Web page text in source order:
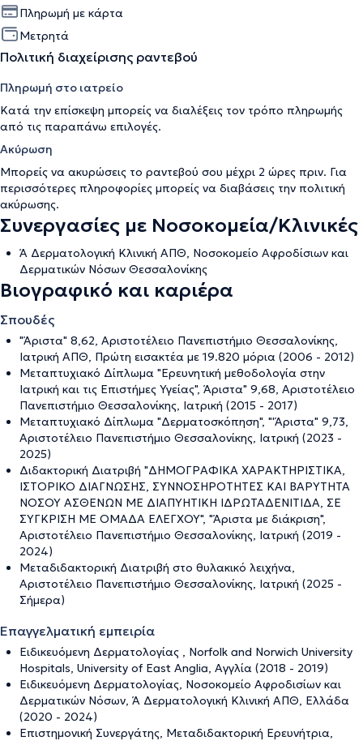
Πληρωμή με κάρτα
Μετρητά
Πολιτική διαχείρισης ραντεβού
Πληρωμή στο ιατρείο
Κατά την επίσκεψη μπορείς να διαλέξεις τον τρόπο πληρωμής
από τις παραπάνω επιλογές.
Ακύρωση
Μπορείς να ακυρώσεις το ραντεβού σου μέχρι 2 ώρες πριν. Για
περισσότερες πληροφορίες μπορείς να διαβάσεις την πολιτική
ακύρωσης.
Συνεργασίες με Νοσοκομεία/Κλινικές
Ά Δερματολογική Κλινική ΑΠΘ, Νοσοκομείο Αφροδίσιων και
Δερματικών Νόσων Θεσσαλονίκης
Βιογραφικό και καριέρα
Σπουδές
"Άριστα" 8,62, Αριστοτέλειο Πανεπιστήμιο Θεσσαλονίκης,
Ιατρική ΑΠΘ, Πρώτη εισακτέα με 19.820 μόρια (2006 - 2012)
Μεταπτυχιακό Δίπλωμα "Ερευνητική μεθοδολογία στην
Ιατρική και τις Επιστήμες Υγείας", Άριστα" 9,68, Αριστοτέλειο
Πανεπιστήμιο Θεσσαλονίκης, Ιατρική (2015 - 2017)
Μεταπτυχιακό Δίπλωμα "Δερματοσκόπηση", "'Άριστα" 9,73,
Αριστοτέλειο Πανεπιστήμιο Θεσσαλονίκης, Ιατρική (2023 -
2025)
Διδακτορική Διατριβή "ΔΗΜΟΓΡΑΦΙΚΑ ΧΑΡΑΚΤΗΡΙΣΤΙΚΑ,
ΙΣΤΟΡΙΚΟ ΔΙΑΓΝΩΣΗΣ, ΣΥΝΝΟΣΗΡΟΤΗΤΕΣ ΚΑΙ ΒΑΡΥΤΗΤΑ
ΝΟΣΟΥ ΑΣΘΕΝΩΝ ΜΕ ΔΙΑΠΥΗΤΙΚΗ ΙΔΡΩΤΑΔΕΝΙΤΙΔΑ, ΣΕ
ΣΥΓΚΡΙΣΗ ΜΕ ΟΜΑΔΑ ΕΛΕΓΧΟΥ", "Άριστα με διάκριση",
Αριστοτέλειο Πανεπιστήμιο Θεσσαλονίκης, Ιατρική (2019 -
2024)
Μεταδιδακτορική Διατριβή στο θυλακικό λειχήνα,
Αριστοτέλειο Πανεπιστήμιο Θεσσαλονίκης, Ιατρική (2025 -
Σήμερα)
Επαγγελματική εμπειρία
Ειδικευόμενη Δερματολογίας , Norfolk and Norwich University
Hospitals, University of East Anglia, Αγγλία (2018 - 2019)
Ειδικευόμενη Δερματολογίας, Νοσοκομείο Αφροδισίων και
Δερματικών Νόσων, Ά Δερματολογική Κλινική ΑΠΘ, Ελλάδα
(2020 - 2024)
Επιστημονική Συνεργάτης, Μεταδιδακτορική Ερευνήτρια,